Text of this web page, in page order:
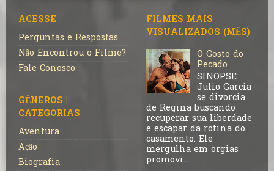
ACESSE
Perguntas e Respostas
Não Encontrou o Filme?
Fale Conosco
GÊNEROS |
CATEGORIAS
Aventura
Ação
Biografia
FILMES MAIS
VISUALIZADOS (MÊS)
O Gosto do
Pecado
SINOPSE
Julio Garcia
se divorcia
de Regina buscando
recuperar sua liberdade
e escapar da rotina do
casamento. Ele
mergulha em orgias
promovi...